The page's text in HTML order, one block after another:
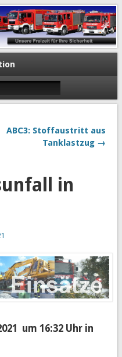
ABC3: Stoffaustritt aus
Tanklastzug →
in
um 16:32 Uhr in